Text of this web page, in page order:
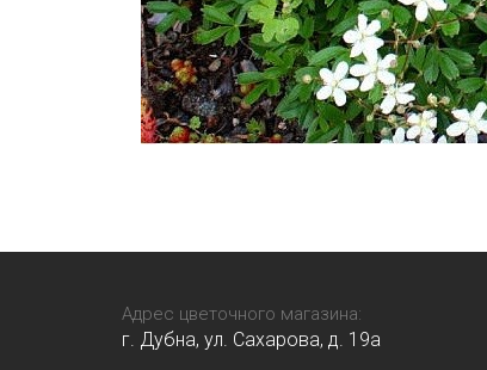
Адрес цветочного магазина:
г. Дубна, ул. Сахарова, д. 19a